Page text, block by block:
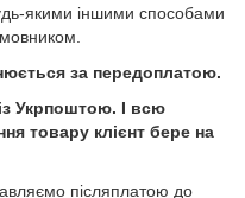
якими іншими способами
за передоплатою.
Укрпоштою. І всю
товару клієнт бере на
післяплатою до